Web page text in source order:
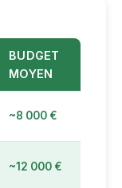
BUDGET
MOYEN
~8 000 €
~12 000 €